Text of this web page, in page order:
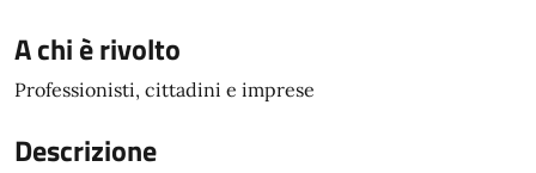
A chi è rivolto
Professionisti, cittadini e imprese
Descrizione